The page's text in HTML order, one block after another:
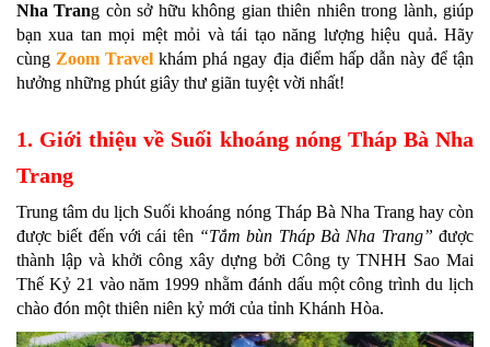
Nha Trang còn sở hữu không gian thiên nhiên trong lành, giúp
bạn xua tan mọi mệt mỏi và tái tạo năng lượng hiệu quả. Hãy
cùng Zoom Travel khám phá ngay địa điểm hấp dẫn này để tận
hưởng những phút giây thư giãn tuyệt vời nhất!
1. Giới thiệu về Suối khoáng nóng Tháp Bà Nha
Trang
Trung tâm du lịch Suối khoáng nóng Tháp Bà Nha Trang hay còn
được biết đến với cái tên “Tắm bùn Tháp Bà Nha Trang” được
thành lập và khởi công xây dựng bởi Công ty TNHH Sao Mai
Thế Kỷ 21 vào năm 1999 nhằm đánh dấu một công trình du lịch
chào đón một thiên niên kỷ mới của tỉnh Khánh Hòa.